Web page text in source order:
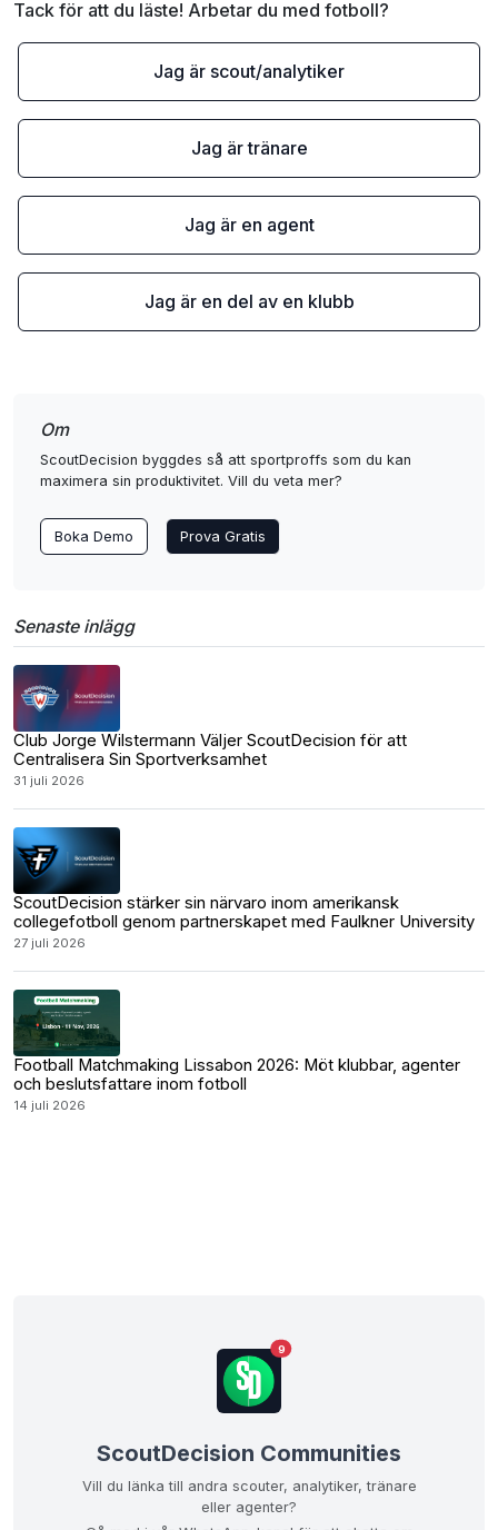
Tack för att du läste! Arbetar du med fotboll?
Jag är scout/analytiker
Jag är tränare
Jag är en agent
Jag är en del av en klubb
Om
ScoutDecision byggdes så att sportproffs som du kan
maximera sin produktivitet. Vill du veta mer?
Boka Demo Prova Gratis
Senaste inlägg
Club Jorge Wilstermann Väljer ScoutDecision för att
Centralisera Sin Sportverksamhet
31 juli 2026
ScoutDecision stärker sin närvaro inom amerikansk
collegefotboll genom partnerskapet med Faulkner University
27 juli 2026
Football Matchmaking Lissabon 2026: Möt klubbar, agenter
och beslutsfattare inom fotboll
14 juli 2026
9
ScoutDecision Communities
Vill du länka till andra scouter, analytiker, tränare
eller agenter?